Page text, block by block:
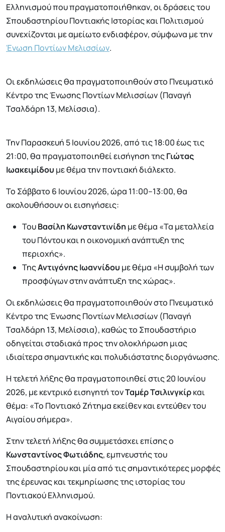
Ελληνισμού που πραγματοποιήθηκαν, οι δράσεις του
Σπουδαστηρίου Ποντιακής Ιστορίας και Πολιτισμού
συνεχίζονται με αμείωτο ενδιαφέρον, σύμφωνα με την
Ένωση Ποντίων Μελισσίων.
Οι εκδηλώσεις θα πραγματοποιηθούν στο Πνευματικό
Κέντρο της Ένωσης Ποντίων Μελισσίων (Παναγή
Τσαλδάρη 13, Μελίσσια).
Την Παρασκευή 5 Ιουνίου 2026, από τις 18:00 έως τις
21:00, θα πραγματοποιηθεί εισήγηση τηςΓιώτας
Ιωακειμίδου με θέμα την ποντιακή διάλεκτο.
Το Σάββατο 6 Ιουνίου 2026, ώρα 11:00–13:00, θα
ακολουθήσουν οι εισηγήσεις:
ΤουΒασίλη Κωνσταντινίδη με θέμα «Τα μεταλλεία
του Πόντου και η οικονομική ανάπτυξη της
περιοχής».
ΤηςΑντιγόνης Ιωαννίδου με θέμα «Η συμβολή των
προσφύγων στην ανάπτυξη της χώρας».
Οι εκδηλώσεις θα πραγματοποιηθούν στο Πνευματικό
Κέντρο της Ένωσης Ποντίων Μελισσίων (Παναγή
Τσαλδάρη 13, Μελίσσια), καθώς το Σπουδαστήριο
οδηγείται σταδιακά προς την ολοκλήρωση μιας
ιδιαίτερα σημαντικής και πολυδιάστατης διοργάνωσης.
Η τελετή λήξης θα πραγματοποιηθεί στις 20 Ιουνίου
2026, με κεντρικό εισηγητή τονΤαμέρ Τσιλινγκίρκαι
θέμα: «Το Ποντιακό Ζήτημα εκείθεν και εντεύθεν του
Αιγαίου σήμερα».
Στην τελετή λήξης θα συμμετάσχει επίσης ο
Κωνσταντίνος Φωτιάδης, εμπνευστής του
Σπουδαστηρίου και μία από τις σημαντικότερες μορφές
της έρευνας και τεκμηρίωσης της ιστορίας του
Ποντιακού Ελληνισμού.
Η αναλυτική ανακοίνωση: